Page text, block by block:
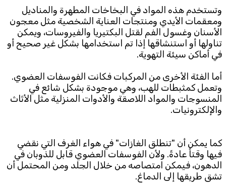
وتستخدم هذه المواد في البخاخات المطهرة والمناديل
ومعقمات الأيدي ومنتجات العناية الشخصية مثل معجون
الأسنان وغسول الفم لقتل البكتيريا والفيروسات، ويمكن
تناولها أو استنشاقها إذا تم استخدامها بشكل غير صحيح أو
في أماكن سيئة التهوية.
أما الفئة الأخرى من المركبات فكانت الفوسفات العضوي.
وتعمل كمثبطات للهب، وهي موجودة بشكل شائع في
المنسوجات والمواد اللاصقة والأدوات المنزلية مثل الأثاث
والإلكترونيات.
كما يمكن أن "تنطلق الغازات" في هواء الغرف التي نقضي
فيها وقتاً عادةً. ولأن الفوسفات العضوي قابل للذوبان في
الدهون، فيمكن امتصاصه من خلال الجلد ومن المحتمل أن
تشق طريقها إلى الدماغ.